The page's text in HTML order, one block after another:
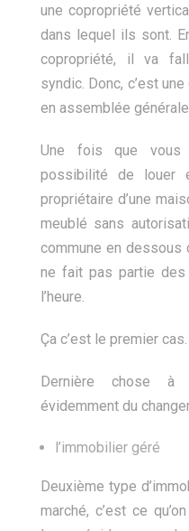
une copropriété
dans lequel ils sont.
copropriété, il va
syndic. Donc, c’est
en assemblée
Une fois que
possibilité de louer
propriétaire d’une
meublé sans
commune en dessous
ne fait pas partie
l’heure.
Ça c’est le premier cas.
Dernière chose
évidemment du
l’immobilier géré
Deuxième type
marché, c’est ce